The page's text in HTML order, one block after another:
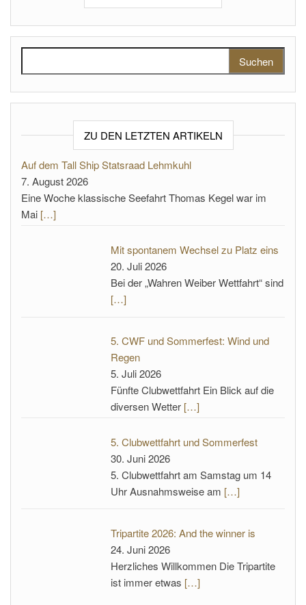
ZU DEN LETZTEN ARTIKELN
Auf dem Tall Ship Statsraad Lehmkuhl
7. August 2026
Eine Woche klassische Seefahrt Thomas Kegel war im
Mai […]
Mit spontanem Wechsel zu Platz eins
20. Juli 2026
Bei der „Wahren Weiber Wettfahrt“ sind
[…]
5. CWF und Sommerfest: Wind und
Regen
5. Juli 2026
Fünfte Clubwettfahrt Ein Blick auf die
diversen Wetter […]
5. Clubwettfahrt und Sommerfest
30. Juni 2026
5. Clubwettfahrt am Samstag um 14
Uhr Ausnahmsweise am […]
Tripartite 2026: And the winner is
24. Juni 2026
Herzliches Willkommen Die Tripartite
ist immer etwas […]